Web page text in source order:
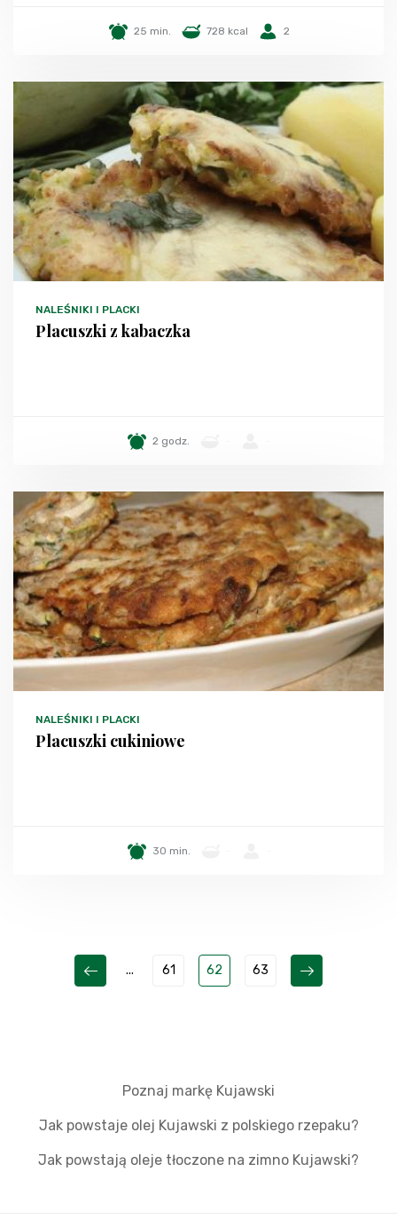
25 min. 728 kcal 2
NALEŚNIKI I PLACKI
Placuszki z kabaczka
2 godz.
NALEŚNIKI I PLACKI
Placuszki cukiniowe
30 min.
... 61 62 63
Poznaj markę Kujawski
Jak powstaje olej Kujawski z polskiego rzepaku?
Jak powstają oleje tłoczone na zimno Kujawski?